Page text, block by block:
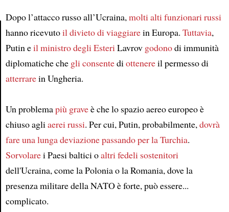
Article
Dopo l’attacco russo all’Ucraina,molti alti funzionari russi
hanno ricevutoil divieto di viaggiarein Europa. Tuttavia,
Putin eil ministro degli EsteriLavrov godonodi immunità
diplomatiche che gli consentediottenereil permesso di
atterrarein Ungheria.
Un problemapiù graveè che lo spazio aereo europeo è
chiuso agliaerei russi. Per cui, Putin, probabilmente,dovrà
fare una lunga deviazionepassando perla Turchia.
Sorvolarei Paesi baltici oaltri fedeli sostenitori
dell'Ucraina, come la Polonia o la Romania, dove la
presenza militare della NATO è forte, può essere...
complicato.